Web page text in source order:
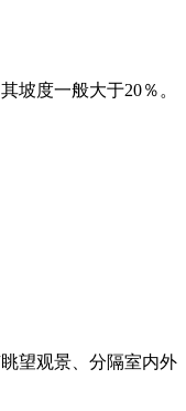
坡度一般大于20％。
望观景、分隔室内外